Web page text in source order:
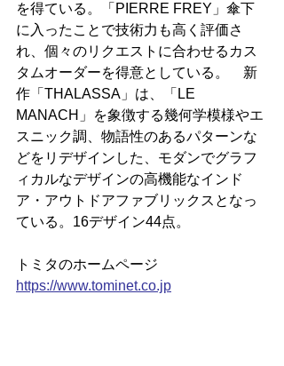
を得ている。「PIERRE FREY」傘下
に入ったことで技術力も高く評価さ
れ、個々のリクエストに合わせるカス
タムオーダーを得意としている。　新
作「THALASSA」は、「LE
MANACH」を象徴する幾何学模様やエ
スニック調、物語性のあるパターンな
どをリデザインした、モダンでグラフ
ィカルなデザインの高機能なインド
ア・アウトドアファブリックスとなっ
ている。16デザイン44点。
トミタのホームページ
https://www.tominet.co.jp